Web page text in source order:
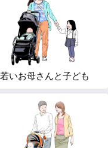
若いお母さんと子ども